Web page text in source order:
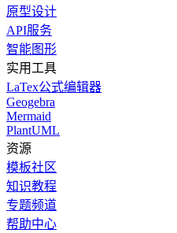
原型设计
API服务
智能图形
实用工具
LaTex公式编辑器
Geogebra
Mermaid
PlantUML
资源
模板社区
知识教程
专题频道
帮助中心